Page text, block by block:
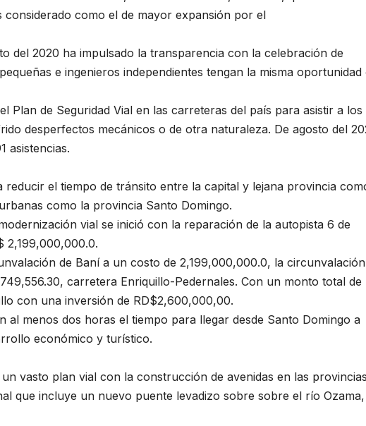
como el de mayor expansión por el
del 2020 ha impulsado la transparencia con la celebración de
e ingenieros independientes tengan la misma oportunidad
Plan de Seguridad Vial en las carreteras del país para asistir a los
desperfectos mecánicos o de otra naturaleza. De agosto del
asistencias.
reducir el tiempo de tránsito entre la capital y lejana provincia
como la provincia Santo Domingo.
vial se inició con la reparación de la autopista 6 de
2,199,000,000.0.
de Baní a un costo de 2,199,000,000.0, la
carretera Enriquillo-Pedernales. Con un monto total de
con una inversión de RD$2,600,000,00.
al menos dos horas el tiempo para llegar desde Santo Domingo a
económico y turístico.
vasto plan vial con la construcción de avenidas en las provincias
que incluye un nuevo puente levadizo sobre sobre el río